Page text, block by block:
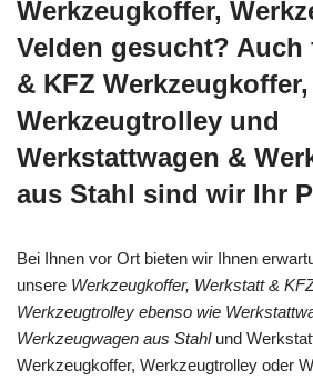
Werkzeugkoffer,
Velden gesucht? Auch
& KFZ Werkzeugkoffer,
Werkzeugtrolley und
Werkstattwagen &
aus Stahl sind wir Ihr
Bei Ihnen vor Ort bieten wir Ihnen
unsere Werkzeugkoffer, Werkstatt &
Werkzeugtrolley ebenso wie
Werkzeugwagen aus Stahlund
Werkzeugkoffer, Werkzeugtrolley oder